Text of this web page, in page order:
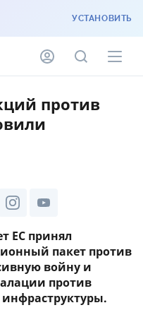
УСТАНОВИТЬ
против
ЕС принял
пакет против
войну и
против